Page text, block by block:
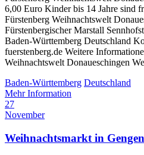
6,00 Euro Kinder bis 14 Jahre sind
Fürstenberg Weihnachtswelt
Fürstenbergischer Marstall
Baden-Württemberg Deutschland
fuerstenberg.de Weitere
Weihnachtswelt Donaueschingen
Baden-Württemberg Deutschland
Mehr Information
27
November
Weihnachtsmarkt in